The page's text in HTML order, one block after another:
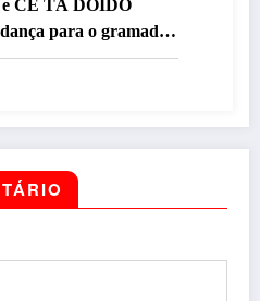
e CÊ TÁ DOIDO
para o gramado